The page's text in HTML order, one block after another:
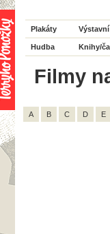
Plakáty
Hudba Knihy/
Filmy
A B C D E